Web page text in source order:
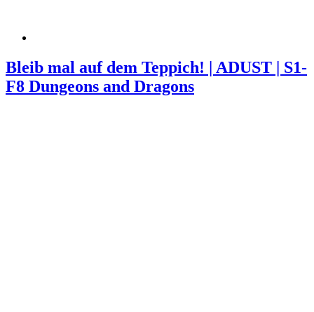
Bleib mal auf dem Teppich! | ADUST | S1-
F8 Dungeons and Dragons